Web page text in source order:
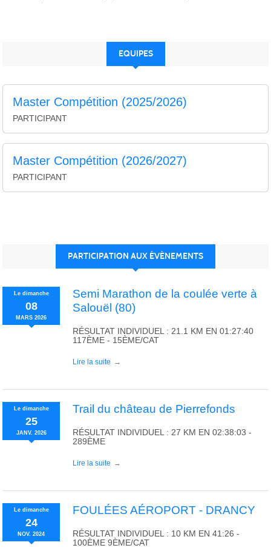
EQUIPES
Master Compétition (2025/2026)
PARTICIPANT
Master Compétition (2026/2027)
PARTICIPANT
PARTICIPATION AUX ÉVÈNEMENTS
Le dimanche
08
MARS 2026
Semi Marathon de la coulée verte à
Salouël (80)
RÉSULTAT INDIVIDUEL : 21.1 KM EN 01:27:40
117ÈME - 15ÈME/CAT
Lire la suite
Le dimanche
25
JANV. 2026
Trail du château de Pierrefonds
RÉSULTAT INDIVIDUEL : 27 KM EN 02:38:03 -
289ÈME
Lire la suite
Le dimanche
24
NOV. 2024
FOULÉES AÉROPORT - DRANCY
RÉSULTAT INDIVIDUEL : 10 KM EN 41:26 -
100ÈME 9ÈME/CAT